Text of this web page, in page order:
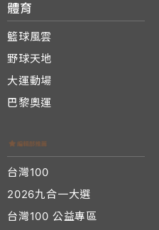
體育
籃球風雲
野球天地
大運動場
巴黎奧運
台灣100
2026九合一大選
台灣100 公益專區